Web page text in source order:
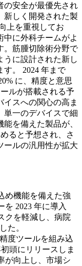
の安全が最優先され
新しく開発された製
上を重視してお
中に外科チームがよ
。筋腫切除術分野で
うに設計された新し
。 2024 年まで
に、精度と意思
ルが搭載される予
スへの関心の高ま
単一のデバイスで細
を備えた製品が、
ると予想され、さ
ールの汎用性が拡大
め機能を備えた強
2023 年に導入
クを軽減し、病院
た。
度ツールを組み込
頭にリリースしま
が向上し、市場シ